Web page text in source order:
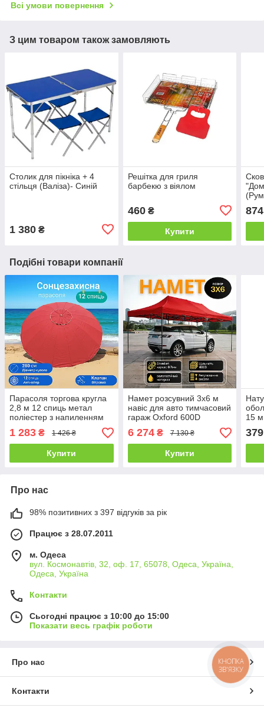
Всі умови повернення
З цим товаром також замовляють
Столик для пікніка + 4
стільця (Валіза)- Синій
1 380 ₴
Решітка для гриля
барбекю з віялом
460₴
Купити
874
Подібні товари компанії
Парасоля торгова кругла
2,8 м 12 спиць метал
поліестер з напиленням
клапан червона
1 283 ₴ 1 426 ₴
Купити
Намет розсувний 3х6 м
навіс для авто тимчасовий
гараж Oxford 600D
Червоний
6 274₴ 7 130 ₴
Купити
15
379
Про нас
98% позитивних з 397 відгуків за рік
Працює з 28.07.2011
м. Одеса
вул. Космонавтів, 32, оф. 17, 65078, Одеса, Україна,
Одеса, Україна
Контакти
Сьогодні працює з 10:00 до 15:00
Показати весь графік роботи
Про нас
Контакти
КНОПКА
ЗВ'ЯЗКУ